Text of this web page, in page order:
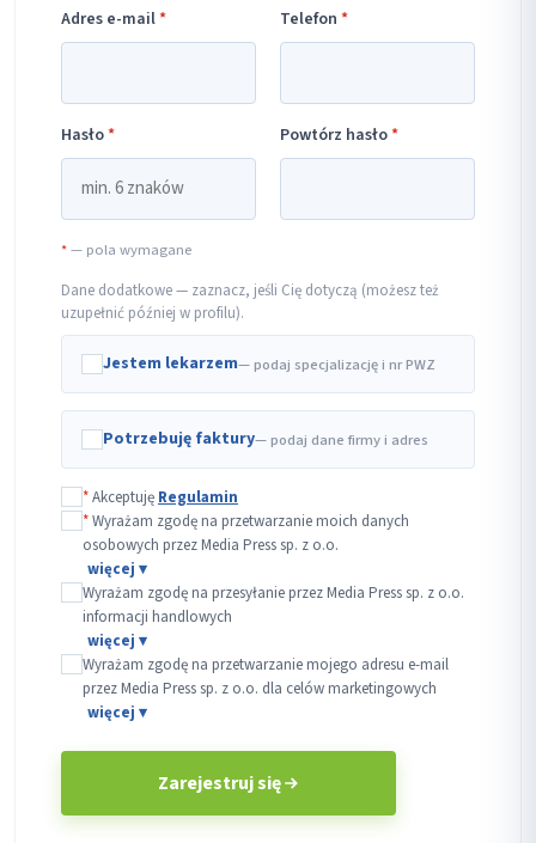
Adres e-mail* Telefon *
Hasło* Powtórz hasło*
*— pola wymagane
Dane dodatkowe — zaznacz, jeśli Cię dotyczą (możesz też
uzupełnić później w profilu).
Jestem lekarzem— podaj specjalizację i nr PWZ
Potrzebuję faktury— podaj dane firmy i adres
*Akceptuję Regulamin
*Wyrażam zgodę na przetwarzanie moich danych
osobowych przez Media Press sp. z o.o.
Wyrażam zgodę na przesyłanie przez Media Press sp. z o.o.
informacji handlowych
Wyrażam zgodę na przetwarzanie mojego adresu e-mail
przez Media Press sp. z o.o. dla celów marketingowych
Zarejestruj się